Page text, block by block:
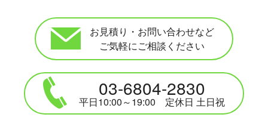
お見積り・お問い合わせなど
ご気軽にご相談ください
03-6804-2830
平日10:00～19:00 定休日 土日祝